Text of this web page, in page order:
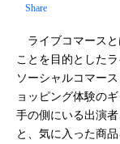
Share
ライブコマースと
ことを目的とした
ソーシャルコマー
ョッピング体験の
手の側にいる出演
と、気に入った商